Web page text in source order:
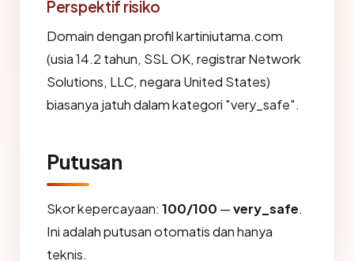
Perspektif risiko
Domain dengan profil kartiniutama.com
(usia 14.2 tahun, SSL OK, registrar Network
Solutions, LLC, negara United States)
biasanya jatuh dalam kategori "very_safe".
Putusan
Skor kepercayaan: 100/100 —very_safe.
Ini adalah putusan otomatis dan hanya
teknis.